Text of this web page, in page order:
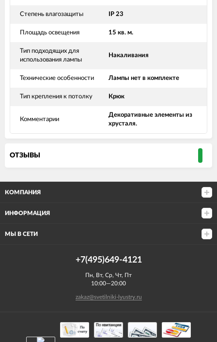
Степень влагозащиты IP 23
Площадь освещения 15 кв. м.
Тип подходящих для
использования лампы
Накаливания
Технические особенности Лампы нет в комплекте
Тип крепления к потолку Крюк
Комментарии
Декоративные элементы из
хрусталя.
ОТЗЫВЫ
КОМПАНИЯ
ИНФОРМАЦИЯ
МЫ В СЕТИ
+7(495)649-4121
Пн, Вт, Ср, Чт, Пт
10:00—20:00
zakaz@svetilniki-lyustry.ru